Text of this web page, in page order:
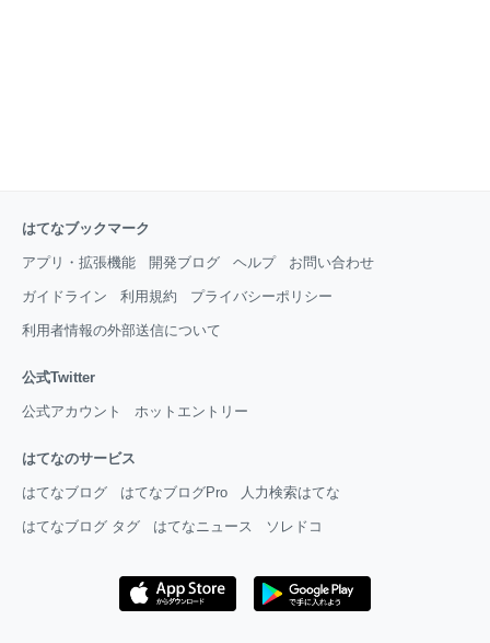
はてなブックマーク
アプリ・拡張機能 開発ブログ ヘルプ お問い合わせ
ガイドライン 利用規約 プライバシーポリシー
利用者情報の外部送信について
公式Twitter
公式アカウント ホットエントリー
はてなのサービス
はてなブログ はてなブログPro 人力検索はてな
はてなブログ タグ はてなニュース ソレドコ